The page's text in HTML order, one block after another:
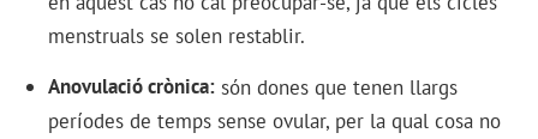
menstruals se solen restablir.
Anovulació crònica són dones que tenen llargs
períodes de temps sense ovular, per la qual cosa no